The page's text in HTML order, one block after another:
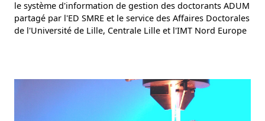
le système d'information de gestion des doctorants ADUM
partagé par l'ED SMRE et le service des Affaires Doctorales
de l'Université de Lille, Centrale Lille et l'IMT Nord Europe